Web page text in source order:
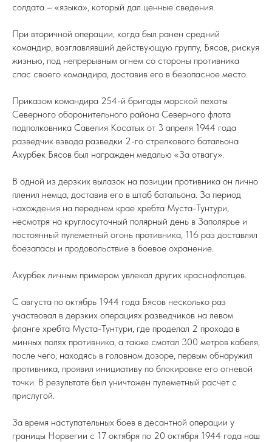
солдата – «языка», который дал ценные сведения.
При вторичной операции, когда был ранен средний
командир, возглавлявший действующую группу, Бясов, рискуя
жизнью, под непрерывным огнем со стороны противника
спас своего командира, доставив его в безопасное место.
Приказом командира 254-й бригады морской пехоты
Северного оборонительного района Северного флота
подполковника Савелия Косатых от 3 апреля 1944 года
разведчик взвода разведки 2-го стрелкового батальона
Ахурбек Бясов был награжден медалью «За отвагу».
В одной из дерзких вылазок на позиции противника он лично
пленил немца, доставив его в штаб батальона. За период
нахождения на переднем крае хребта Муста-Тунтури,
несмотря на круглосуточный полярный день в Заполярье и
постоянный пулеметный огонь противника, 116 раз доставлял
боезапасы и продовольствие в боевое охранение.
Ахурбек личным примером увлекал других краснофлотцев.
С августа по октябрь 1944 года Бясов несколько раз
участвовал в дерзких операциях разведчиков на левом
фланге хребта Муста-Тунтури, где проделал 2 прохода в
минных полях противника, а также смотал 300 метров кабеля,
после чего, находясь в головном дозоре, первым обнаружил
противника, проявил инициативу по блокировке его огневой
точки. В результате был уничтожен пулеметный расчет с
прислугой.
За время наступательных боев в десантной операции у
границы Норвегии с 17 октября по 20 октября 1944 года наш